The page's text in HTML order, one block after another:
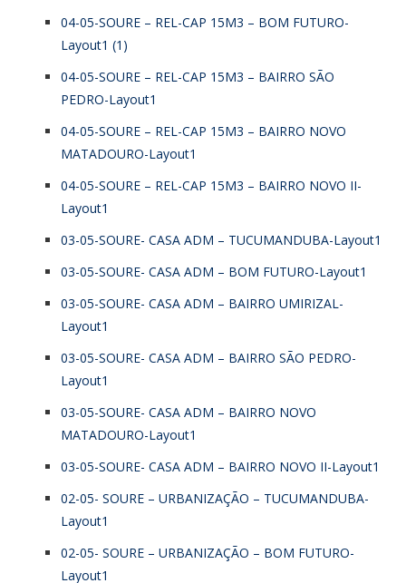
04-05-SOURE – REL-CAP 15M3 – BOM FUTURO-
Layout1 (1)
04-05-SOURE – REL-CAP 15M3 – BAIRRO SÃO
PEDRO-Layout1
04-05-SOURE – REL-CAP 15M3 – BAIRRO NOVO
MATADOURO-Layout1
04-05-SOURE – REL-CAP 15M3 – BAIRRO NOVO II-
Layout1
03-05-SOURE- CASA ADM – TUCUMANDUBA-Layout1
03-05-SOURE- CASA ADM – BOM FUTURO-Layout1
03-05-SOURE- CASA ADM – BAIRRO UMIRIZAL-
Layout1
03-05-SOURE- CASA ADM – BAIRRO SÃO PEDRO-
Layout1
03-05-SOURE- CASA ADM – BAIRRO NOVO
MATADOURO-Layout1
03-05-SOURE- CASA ADM – BAIRRO NOVO II-Layout1
02-05- SOURE – URBANIZAÇÃO – TUCUMANDUBA-
Layout1
02-05- SOURE – URBANIZAÇÃO – BOM FUTURO-
Layout1